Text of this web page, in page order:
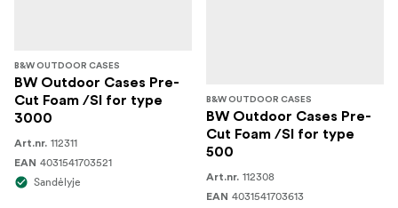
B&W OUTDOOR CASES
BW Outdoor Cases Pre-
Cut Foam /SI for type
3000
Art.nr. 112311
EAN 4031541703521
Sandėlyje
B&W OUTDOOR CASES
BW Outdoor Cases Pre-
Cut Foam /SI for type
500
Art.nr. 112308
EAN 4031541703613